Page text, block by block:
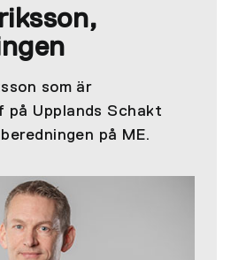
som är
på Upplands Schakt
på ME.